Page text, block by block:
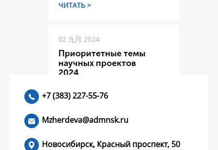
ЧИТАТЬ >
02 九月 2024
Приоритетные темы
научных проектов
2024
ЧИТАТЬ >
+7 (383) 227-55-76
Mzherdeva@admnsk.ru
Новосибирск, Красный проспект, 50